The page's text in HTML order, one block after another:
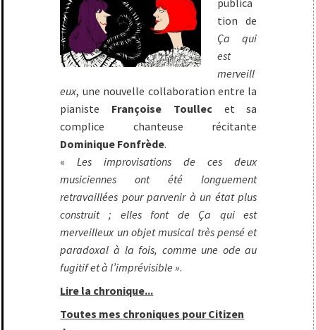
publica
tion de
Ça qui
est
merveill
eux, une nouvelle collaboration entre la
pianiste Françoise Toullecet sa
complice chanteuse récitante
Dominique Fonfrède.
«Les improvisations de ces deux
musiciennes ont été longuement
retravaillées pour parvenir à un état plus
construit ; elles font de Ça qui est
merveilleux un objet musical très pensé et
paradoxal à la fois, comme une ode au
fugitif et à l’imprévisible ».
Lire la chronique...
Toutes mes chroniques pour Citizen